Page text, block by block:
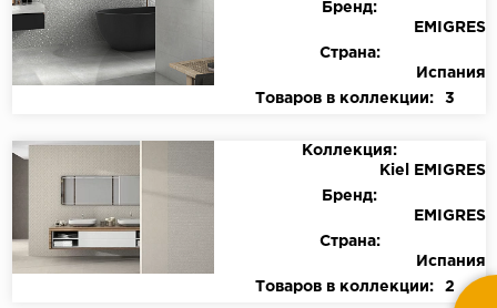
Бренд:
EMIGRES
Страна:
Испания
Товаров в коллекции:
3
Коллекция:
Kiel EMIGRES
Бренд:
EMIGRES
Страна:
Испания
Товаров в коллекции:
2